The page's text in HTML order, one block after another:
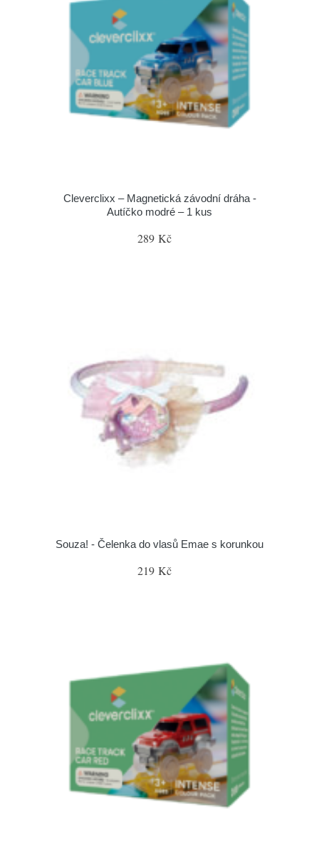
Cleverclixx – Magnetická závodní dráha -
Autíčko modré – 1 kus
289 Kč
Souza! - Čelenka do vlasů Emae s korunkou
219 Kč